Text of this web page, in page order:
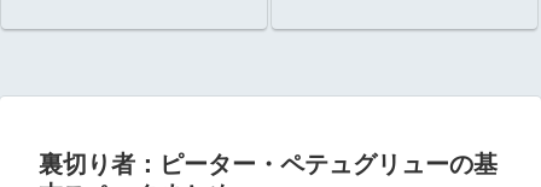
裏切り者：ピーター・ペテュグリューの基